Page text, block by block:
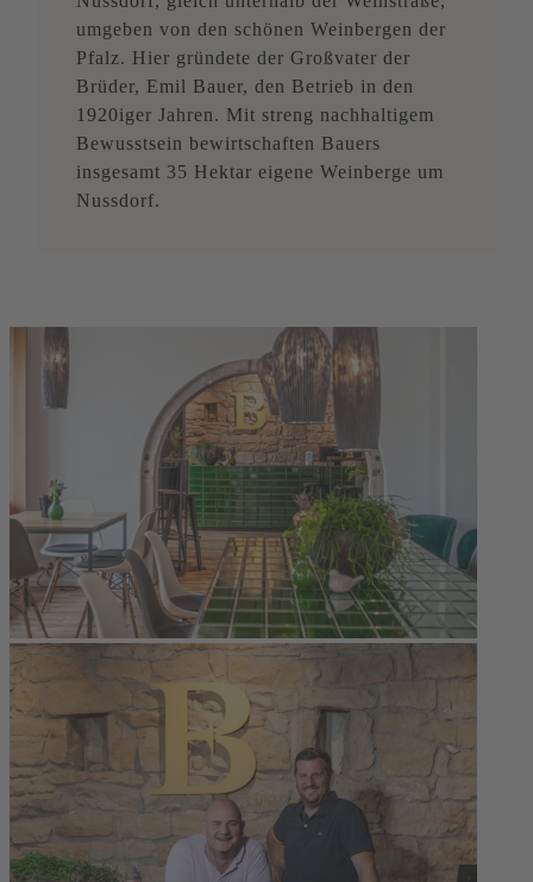
umgeben von den schönen Weinbergen der
Pfalz. Hier gründete der Großvater der
Brüder, Emil Bauer, den Betrieb in den
1920iger Jahren. Mit streng nachhaltigem
Bewusstsein bewirtschaften Bauers
insgesamt 35 Hektar eigene Weinberge um
Nussdorf.